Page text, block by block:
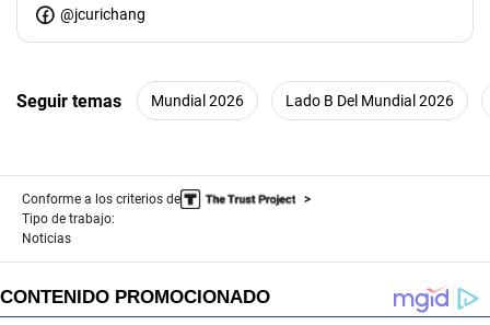
@jcurichang
Seguir temas Mundial 2026 Lado B Del Mundial 2026
Conforme a los criterios de
Tipo de trabajo:
Noticias